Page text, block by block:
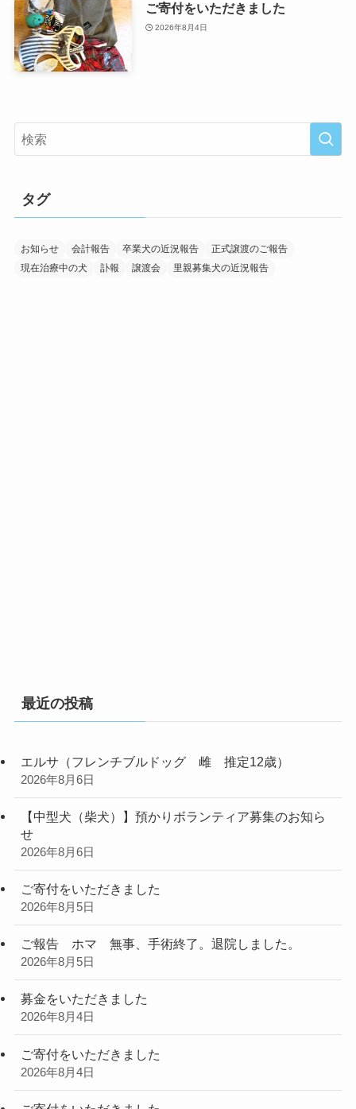
ご寄付をいただきました
2026年8月4日
タグ
お知らせ 会計報告 卒業犬の近況報告
正式譲渡のご報告
現在治療中の犬
訃報 譲渡会 里親募集犬の近況報告
最近の投稿
エルサ（フレンチブルドッグ 雌 推定12歳）
2026年8月6日
【中型犬（柴犬）】預かりボランティア募集のお知ら
せ
2026年8月6日
ご寄付をいただきました
2026年8月5日
ご報告 ホマ 無事、手術終了。退院しました。
2026年8月5日
募金をいただきました
2026年8月4日
ご寄付をいただきました
2026年8月4日